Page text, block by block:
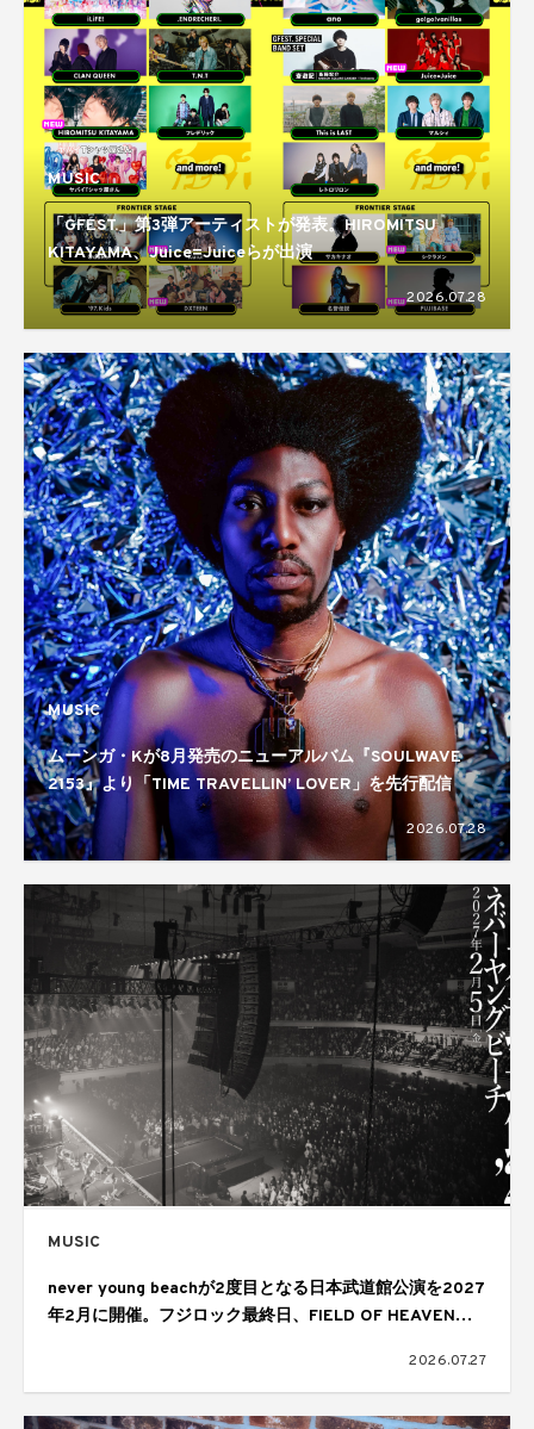
MUSIC
「GFEST.」第3弾アーティストが発表。HIROMITSU
KITAYAMA、Juice=Juiceらが出演
2026.07.28
MUSIC
ムーンガ・Kが8月発売のニューアルバム『SOULWAVE
2153』より「TIME TRAVELLIN’ LOVER」を先行配信
2026.07.28
MUSIC
never young beachが2度目となる日本武道館公演を2027
年2月に開催。フジロック最終日、FIELD OF HEAVENの
2026.07.27